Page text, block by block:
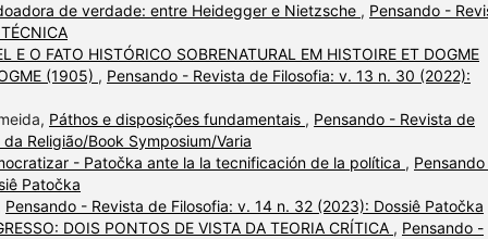
de verdade: entre Heidegger e Nietzsche , Pensando -
E O FATO HISTÓRICO SOBRENATURAL EM HISTOIRE ET DOGME
(1905) , Pensando - Revista de Filosofia: v. 13 n. 30 (2022):
Páthos e disposições fundamentais , Pensando - Revista de
Religião/Book Symposium/Varia
- Patočka ante la la tecnificación de la política ,
Patočka
Pensando - Revista de Filosofia: v. 14 n. 32 (2023): Dossiê Patočka
DOIS PONTOS DE VISTA DA TEORIA CRÍTICA , Pensando -